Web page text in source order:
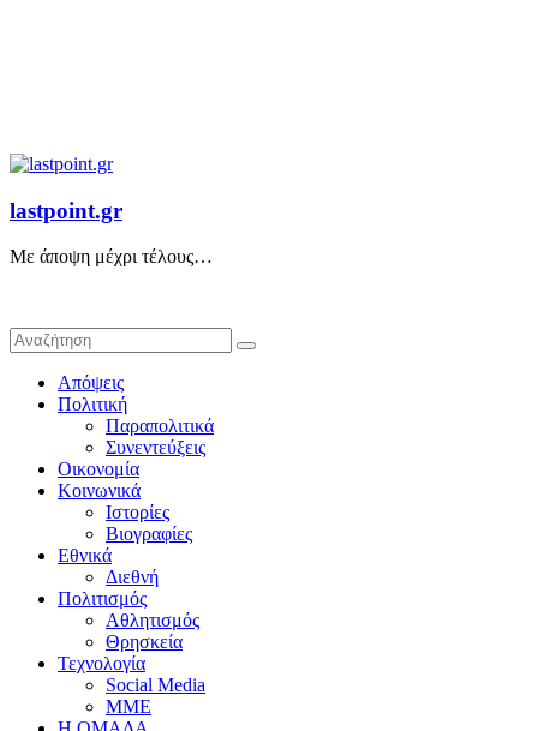
lastpoint.gr
Με άποψη μέχρι τέλους…
Απόψεις
Πολιτική
Παραπολιτικά
Συνεντεύξεις
Οικονομία
Κοινωνικά
Ιστορίες
Βιογραφίες
Εθνικά
Διεθνή
Πολιτισμός
Αθλητισμός
Θρησκεία
Τεχνολογία
Social Media
ΜΜΕ